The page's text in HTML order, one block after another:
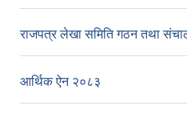
राजपत्र लेखा समिति गठन तथा
आर्थिक ऐन २०८३